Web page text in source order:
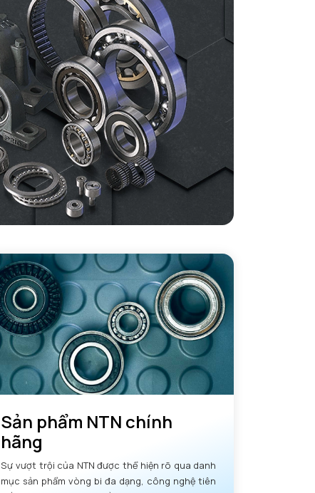
Sản phẩm NTN chính
hãng
Sự vượt trội của NTN được thể hiện rõ qua danh
mục sản phẩm vòng bi đa dạng, công nghệ tiên